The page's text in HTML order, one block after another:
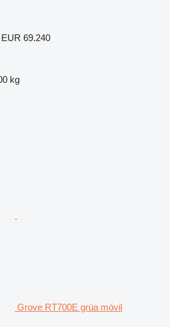
69.240
kg
Grove RT700E grúa móvil